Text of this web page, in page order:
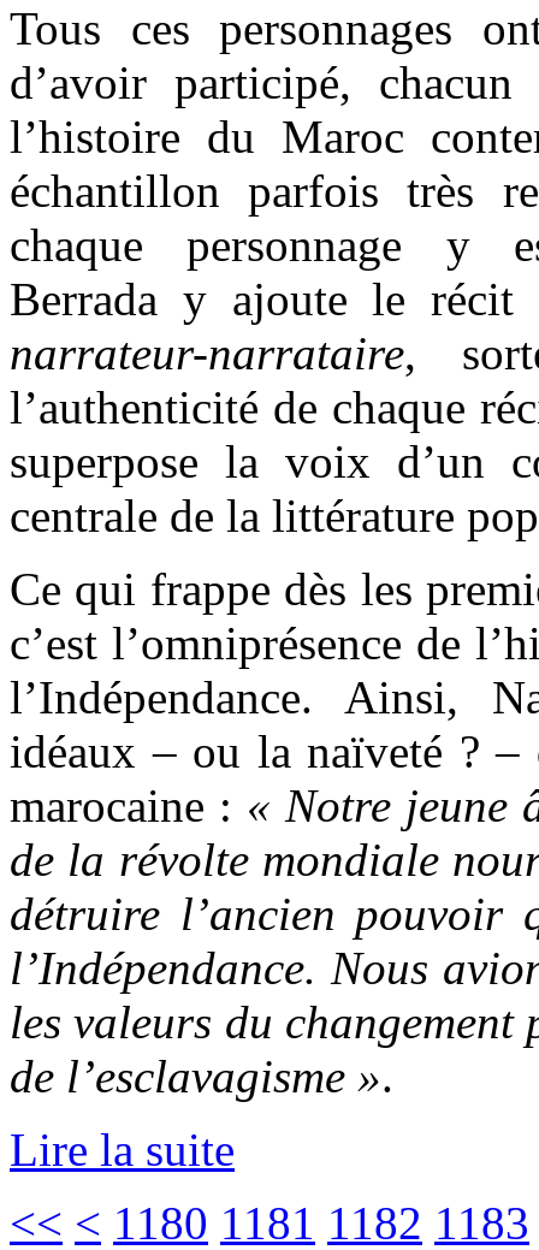
Tous ces personnages
d’avoir participé,
l’histoire du Maroc
échantillon parfois très
chaque personnage y
Berrada y ajoute le
narrateur-narrataire,
l’authenticité de chaque
superpose la voix d’un
centrale de la littérature
Ce qui frappe dès les
c’est l’omniprésence de
l’Indépendance. Ainsi,
idéaux – ou la naïveté ? –
marocaine : « Notre jeune
de la révolte mondiale
détruire l’ancien pouvoir
l’Indépendance. Nous
les valeurs du
de l’esclavagisme ».
Lire la suite
<< < 1180 1181 1182 1183